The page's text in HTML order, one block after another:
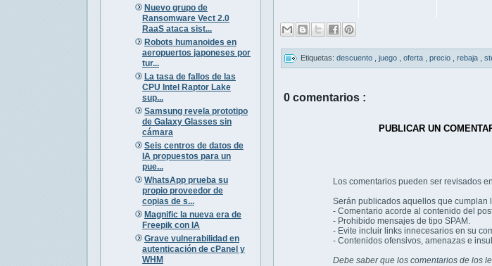
Nuevo grupo de
Ransomware Vect 2.0
RaaS ataca sist...
Robots humanoides en
aeropuertos japoneses por
tur...
La tasa de fallos de las
CPU Intel Raptor Lake
sup...
Samsung revela prototipo
de Galaxy Glasses sin
cámara
Seis centros de datos de
IA propuestos para un
pue...
WhatsApp prueba su
propio proveedor de
copias de s...
Magnific la nueva era de
Freepik con IA
Grave vulnerabilidad en
autenticación de cPanel y
WHM
Etiquetas: descuento juego oferta precio rebaja
0 comentarios :
PUBLICAR UN
Los comentarios pueden ser revisados
Serán publicados aquellos que cumplan
- Comentario acorde al contenido del
- Prohibido mensajes de tipo SPAM.
- Evite incluir links innecesarios en su
- Contenidos ofensivos, amenazas e
Debe saber que los comentarios de los